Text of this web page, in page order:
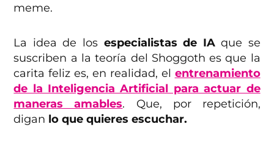
meme.
La idea de los especialistas de IAque se
suscriben a la teoría del Shoggoth es que la
carita feliz es, en realidad, el entrenamiento
de la Inteligencia Artificial para actuar de
maneras amables. Que, por repetición,
digan lo que quieres escuchar.